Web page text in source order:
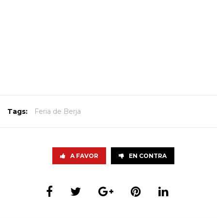
Tags: Feria de Berja
A FAVOR EN CONTRA